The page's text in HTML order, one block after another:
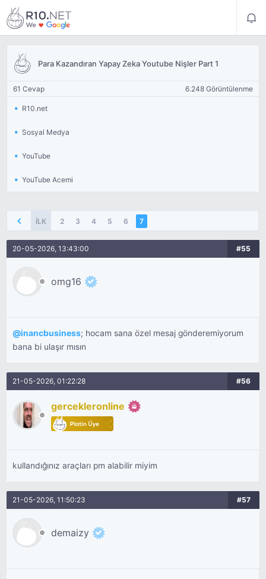
Para Kazandıran Yapay Zeka Youtube Nişler Part 1
61 Cevap 6.248 Görüntülenme
R10.net
Sosyal Medya
YouTube
YouTube Acemi
İLK 2 3 4 5 6 7
20-05-2026, 13:43:00 #55
omg16
@inancbusiness; hocam sana özel mesaj gönderemiyorum
bana bi ulaşır mısın
21-05-2026, 01:22:28 #56
gercekleronline
kullandığınız araçları pm alabilir miyim
21-05-2026, 11:50:23 #57
demaizy